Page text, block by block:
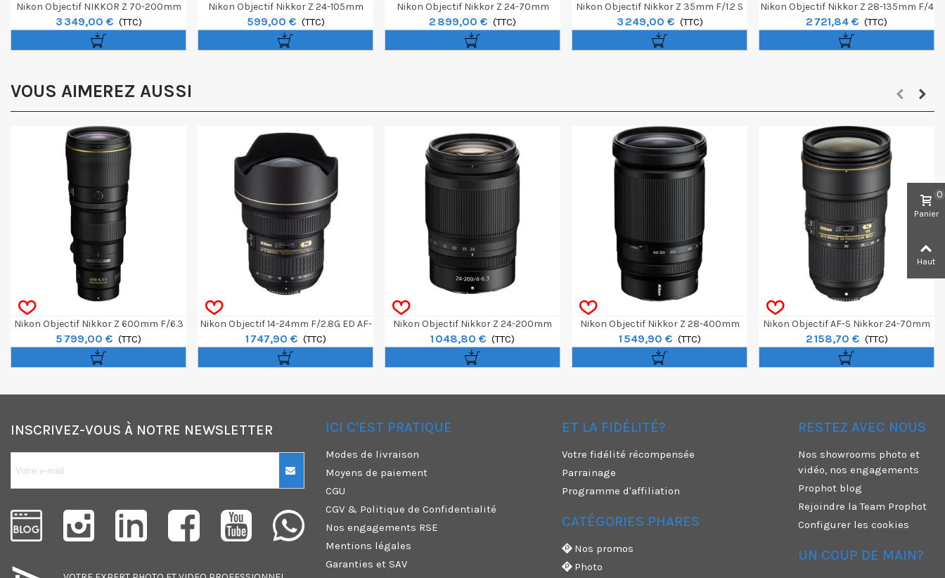
Nikon Objectif NIKKOR Z 70-200mm
F/2.8 VR S II
3 349,00 € (TTC)
Nikon Objectif Nikkor Z 24-105mm
F/4-7.1
599,00 € (TTC)
Nikon Objectif Nikkor Z 24-70mm
F/2.8 S II
2 899,00 € (TTC)
Nikon Objectif Nikkor Z 35mm F/1.2 S
3 249,00 € (TTC)
Nikon Objectif Nikkor Z 28-135mm F/4
PZ
2 721,84 € (TTC)
VOUS AIMEREZ AUSSI
Nikon Objectif Nikkor Z 600mm F/6.3
VR S
5 799,00 € (TTC)
Nikon Objectif 14-24mm F/2.8G ED AF-
S NIKKOR
1 747,90 € (TTC)
Nikon Objectif Nikkor Z 24-200mm
F/4-6.3 VR
1 048,80 € (TTC)
Nikon Objectif Nikkor Z 28-400mm
F/4-8 VR
1 549,90 € (TTC)
Nikon Objectif AF-S Nikkor 24-70mm
F/2.8E ED VR
2 158,70 € (TTC)
INSCRIVEZ-VOUS À NOTRE NEWSLETTER ICI C'EST PRATIQUE
Modes de livraison
Moyens de paiement
CGU
CGV & Politique de Confidentialité
Nos engagements RSE
Mentions légales
Garanties et SAV
ET LA FIDÉLITÉ?
Votre fidélité récompensée
Parrainage
Programme d'affiliation
CATÉGORIES PHARES
Nos promos
Photo
RESTEZ AVEC NOUS
Nos showrooms photo et
vidéo, nos engagements
Prophot blog
Rejoindre la Team Prophot
Configurer les cookies
UN COUP DE MAIN?
Panier
0
Haut
10€ OFFERTS sur
votre premier
achat !